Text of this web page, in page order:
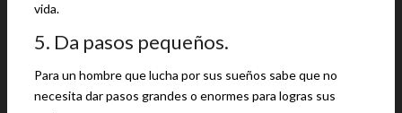
vida.
5. Da pasos pequeños.
Para un hombre que lucha por sus sueños sabe que no
necesita dar pasos grandes o enormes para logras sus